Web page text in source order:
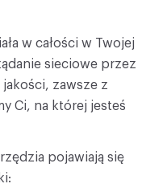
w całości w Twojej
sieciowe przez
zawsze z
Ci, na której jesteś
pojawiają się